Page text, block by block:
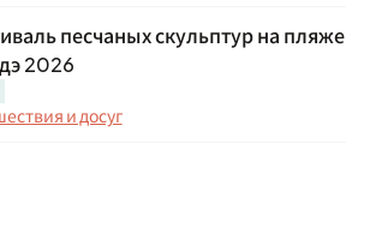
песчаных скульптур на пляже
2026
и досуг